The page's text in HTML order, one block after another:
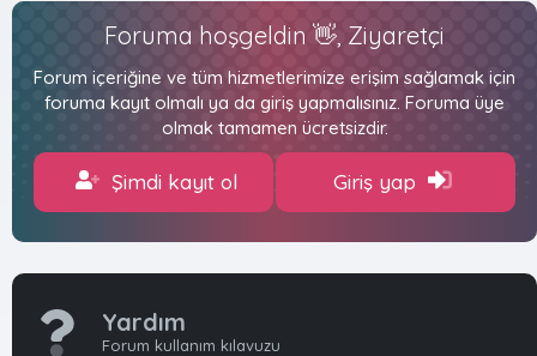
Foruma hoşgeldin 👋, Ziyaretçi
Forum içeriğine ve tüm hizmetlerimize erişim sağlamak için
foruma kayıt olmalı ya da giriş yapmalısınız. Foruma üye
olmak tamamen ücretsizdir.
Şimdi kayıt ol Giriş yap
Yardım
Forum kullanım kılavuzu